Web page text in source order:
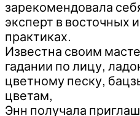
зарекомендовала
эксперт в восточных
практиках.
Известна своим
гадании по лицу,
цветному песку,
цветам,
Энн получала